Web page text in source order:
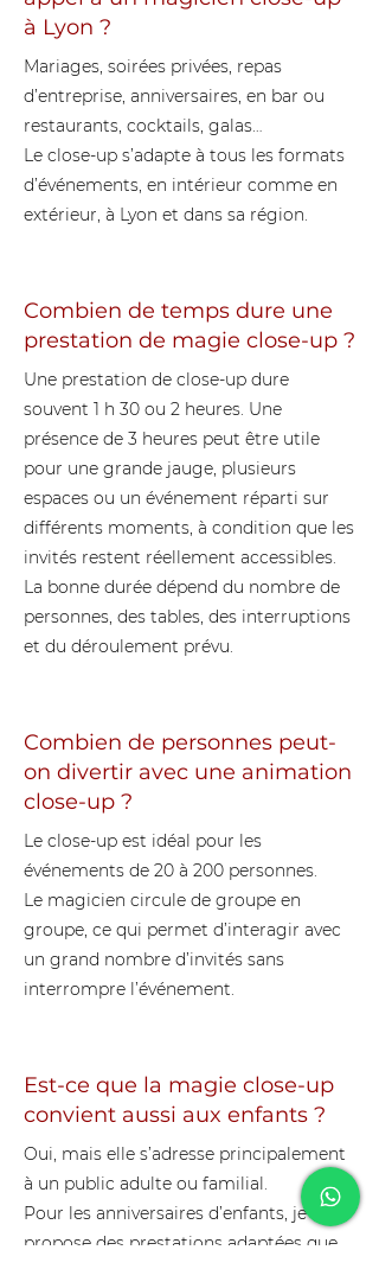
à Lyon ?
Mariages, soirées privées, repas
d’entreprise, anniversaires, en bar ou
restaurants, cocktails, galas…
Le close-up s’adapte à tous les formats
d’événements, en intérieur comme en
extérieur, à Lyon et dans sa région.
Combien de temps dure une
prestation de magie close-up ?
Une prestation de close-up dure
souvent 1 h 30 ou 2 heures. Une
présence de 3 heures peut être utile
pour une grande jauge, plusieurs
espaces ou un événement réparti sur
différents moments, à condition que les
invités restent réellement accessibles.
La bonne durée dépend du nombre de
personnes, des tables, des interruptions
et du déroulement prévu.
Combien de personnes peut-
on divertir avec une animation
close-up ?
Le close-up est idéal pour les
événements de 20 à 200 personnes.
Le magicien circule de groupe en
groupe, ce qui permet d’interagir avec
un grand nombre d’invités sans
interrompre l’événement.
Est-ce que la magie close-up
convient aussi aux enfants ?
Oui, mais elle s’adresse principalement
à un public adulte ou familial.
Pour les anniversaires d’enfants, je
propose des prestations adaptées que